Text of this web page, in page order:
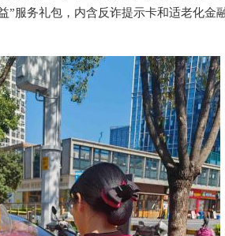
”服务礼包，内含反诈提示卡和适老化金